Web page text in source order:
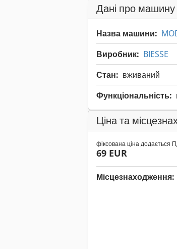
Дані про машину
Назва машини:
Виробник: BIESSE
Стан: вживаний
Функціональність:
Ціна та
фіксована ціна додається
69 EUR
Місцезнаходження: